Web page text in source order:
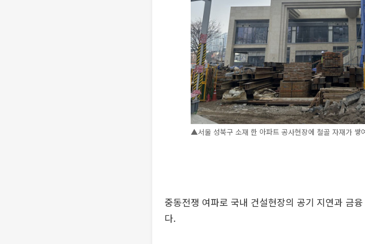
▲서울 성북구 소재 한 아파트 공사현장에 철골 자재가
중동전쟁 여파로 국내 건설현장의 공기 지연과 금
다.